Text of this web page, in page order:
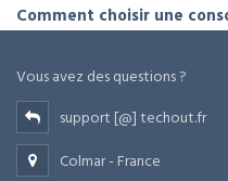
Comment choisir une
Vous avez des questions ?
support [@] techout.fr
Colmar - France